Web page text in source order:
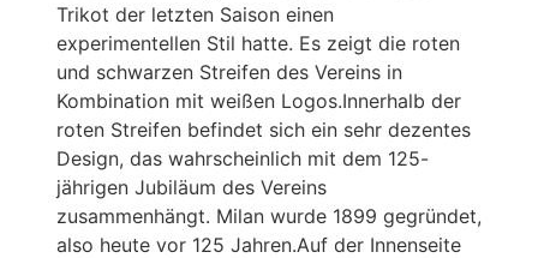
Trikot der letzten Saison einen
experimentellen Stil hatte. Es zeigt die roten
und schwarzen Streifen des Vereins in
Kombination mit weißen Logos.Innerhalb der
roten Streifen befindet sich ein sehr dezentes
Design, das wahrscheinlich mit dem 125-
jährigen Jubiläum des Vereins
zusammenhängt. Milan wurde 1899 gegründet,
also heute vor 125 Jahren.Auf der Innenseite